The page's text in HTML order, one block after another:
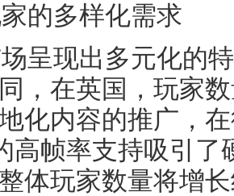
的多样化需求
呈现出多元化的
，在英国，玩家
化内容的推广，
高帧率支持吸引了
体玩家数量将增